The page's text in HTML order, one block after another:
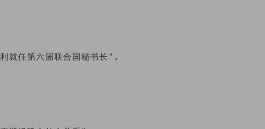
任第六届联合国秘书长",